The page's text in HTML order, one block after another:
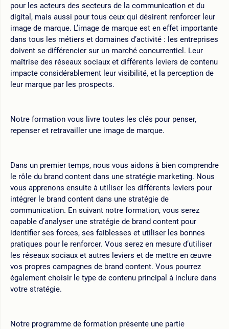
pour les acteurs des secteurs de la communication et du
digital, mais aussi pour tous ceux qui désirent renforcer leur
image de marque. L’image de marque est en effet importante
dans tous les métiers et domaines d’activité : les entreprises
doivent se différencier sur un marché concurrentiel. Leur
maîtrise des réseaux sociaux et différents leviers de contenu
impacte considérablement leur visibilité, et la perception de
leur marque par les prospects.
Notre formation vous livre toutes les clés pour penser,
repenser et retravailler une image de marque.
Dans un premier temps, nous vous aidons à bien comprendre
le rôle du brand content dans une stratégie marketing. Nous
vous apprenons ensuite à utiliser les différents leviers pour
intégrer le brand content dans une stratégie de
communication. En suivant notre formation, vous serez
capable d’analyser une stratégie de brand content pour
identifier ses forces, ses faiblesses et utiliser les bonnes
pratiques pour le renforcer. Vous serez en mesure d’utiliser
les réseaux sociaux et autres leviers et de mettre en œuvre
vos propres campagnes de brand content. Vous pourrez
également choisir le type de contenu principal à inclure dans
votre stratégie.
Notre programme de formation présente une partie